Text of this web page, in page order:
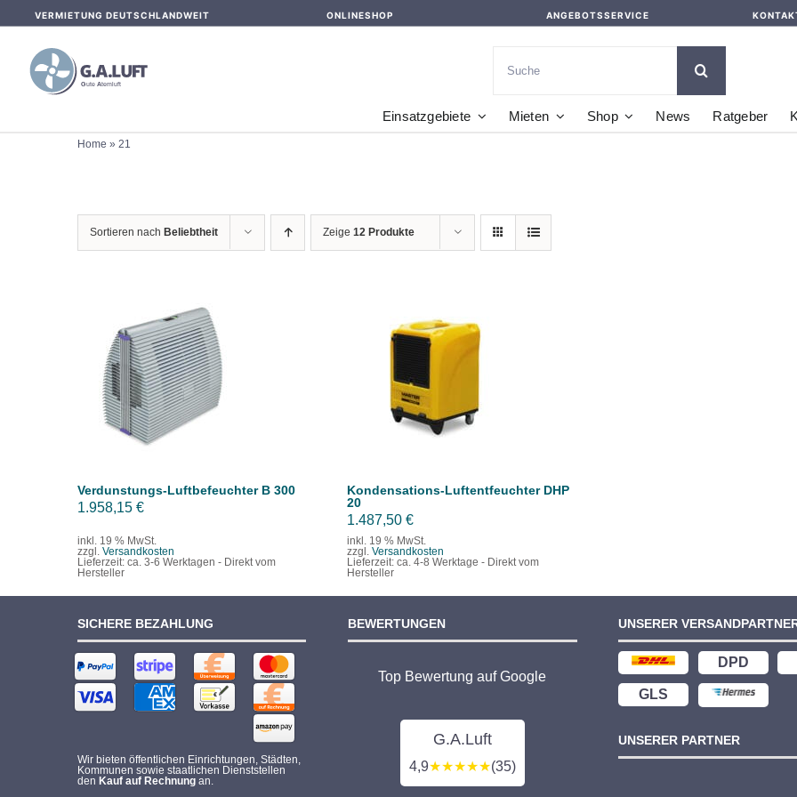
content
VERMIETUNG DEUTSCHLANDWEIT ONLINESHOP ANGEBOTSSERVICE
nach:
Einsatzgebiete Mieten Shop News Ratgeber
Home » 21
Sortieren nach Beliebtheit Zeige 12 Produkte
IN DEN WARENKORB
/
DETAILS
Verdunstungs-Luftbefeuchter B 300
1.958,15 €
inkl. 19 % MwSt.
zzgl. Versandkosten
Lieferzeit: ca. 3-6 Werktagen - Direkt vom
Hersteller
/
DETAILS
Kondensations-Luftentfeuchter DHP
20
1.487,50 €
inkl. 19 % MwSt.
zzgl. Versandkosten
Lieferzeit: ca. 4-8 Werktage - Direkt vom
Hersteller
SICHERE BEZAHLUNG
Wir bieten öffentlichen Einrichtungen, Städten,
Kommunen sowie staatlichen Dienststellen
den Kauf auf Rechnungan.
BEWERTUNGEN
Top Bewertung auf Google
G.A.Luft
4,9★★★★★(35)
UNSERER
DPD
GLS
UNSERER PARTNER